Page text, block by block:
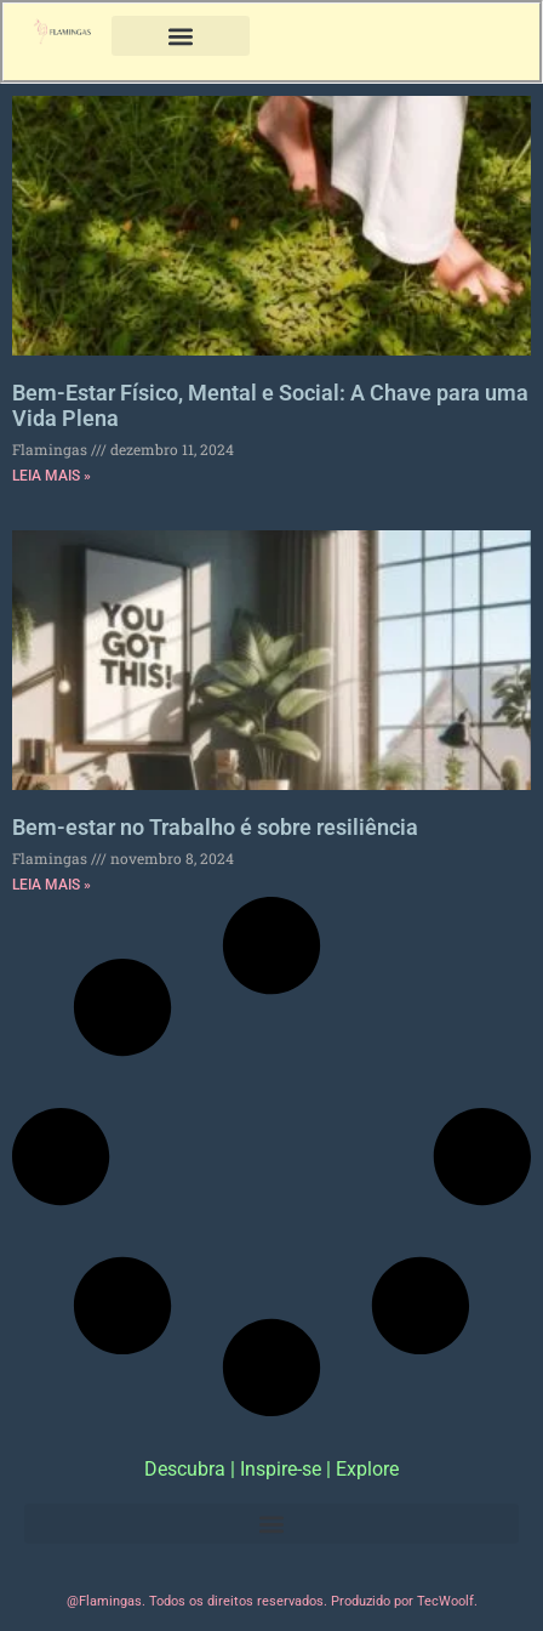
Bem-Estar Físico, Mental e Social: A Chave para uma
Vida Plena
Flamingas dezembro 11, 2024
LEIA MAIS »
Bem-estar no Trabalho é sobre resiliência
Flamingas novembro 8, 2024
LEIA MAIS »
Descubra | Inspire-se | Explore
@Flamingas. Todos os direitos reservados. Produzido por TecWoolf.